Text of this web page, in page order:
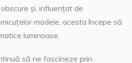
și, influențat de
modele, acesta începe să
luminoase.
să ne fascineze prin